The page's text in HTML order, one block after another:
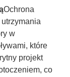
Ochrona
w
które
projekt
co